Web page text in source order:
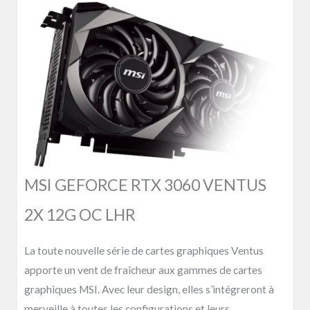
MSI GEFORCE RTX 3060 VENTUS
2X 12G OC LHR
La toute nouvelle série de cartes graphiques Ventus
apporte un vent de fraîcheur aux gammes de cartes
graphiques MSI. Avec leur design, elles s’intégreront à